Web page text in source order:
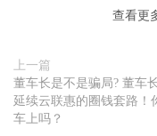
查看更
上一篇
董车长是不是骗局? 董车
延续云联惠的圈钱套路！
车上吗？